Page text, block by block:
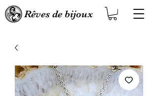
Rêves de bijoux